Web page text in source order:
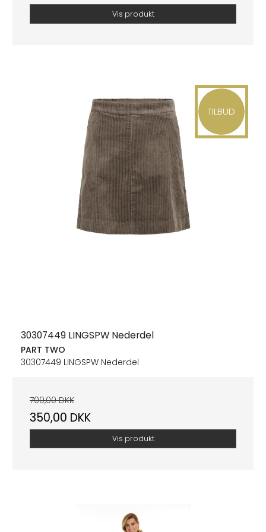
Vis produkt
TILBUD
30307449 LINGSPW Nederdel
PART TWO
30307449 LINGSPW Nederdel
700,00 DKK
350,00 DKK
Vis produkt